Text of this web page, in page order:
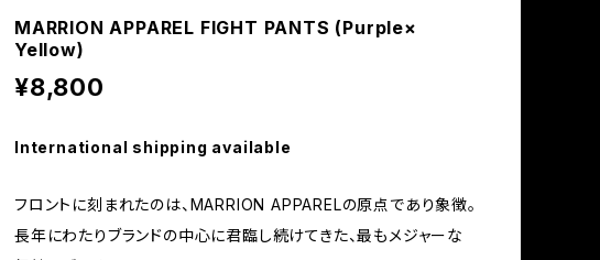
MARRION APPAREL FIGHT PANTS (Purple×
Yellow)
¥8,800
International shipping available
フロントに刻まれたのは、MARRION APPARELの原点であり象徴。
長年にわたりブランドの中心に君臨し続けてきた、最もメジャーな